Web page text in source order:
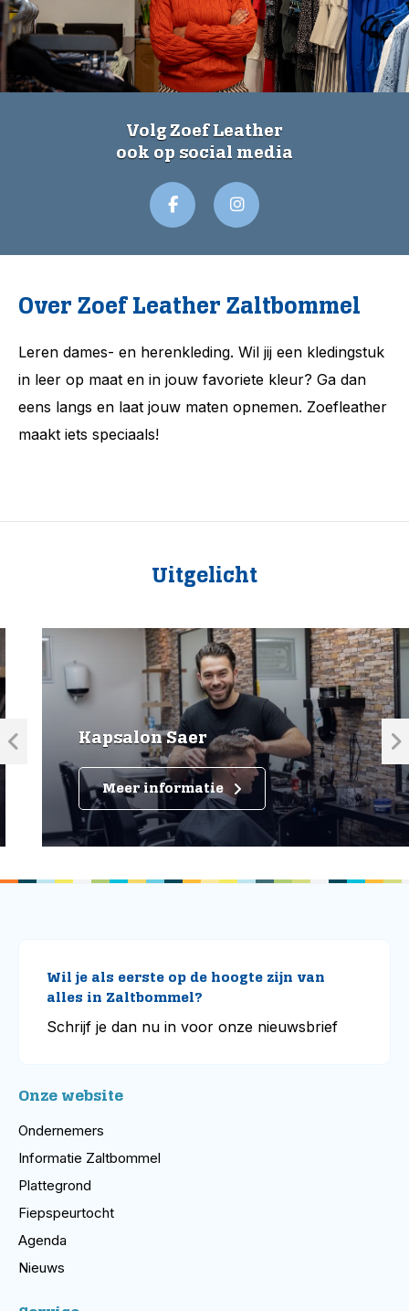
Volg Zoef Leather
ook op social media
Over Zoef Leather Zaltbommel
Leren dames- en herenkleding. Wil jij een kledingstuk
in leer op maat en in jouw favoriete kleur? Ga dan
eens langs en laat jouw maten opnemen. Zoefleather
maakt iets speciaals!
Uitgelicht
Kapsalon Saer
Meer informatie
Wil je als eerste op de hoogte zijn van
alles in Zaltbommel?
Schrijf je dan nu in voor onze nieuwsbrief
Onze website
Ondernemers
Informatie Zaltbommel
Plattegrond
Fiepspeurtocht
Agenda
Nieuws